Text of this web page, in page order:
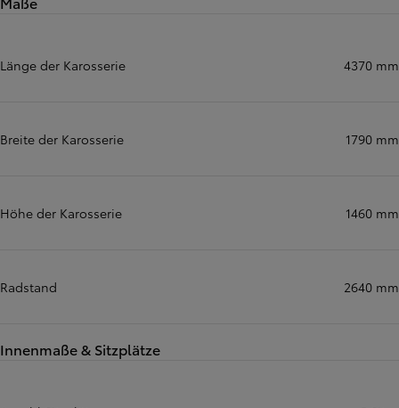
Länge der Karosserie 4370 mm
Breite der Karosserie 1790 mm
Höhe der Karosserie 1460 mm
Radstand 2640 mm
Innenmaße & Sitzplätze